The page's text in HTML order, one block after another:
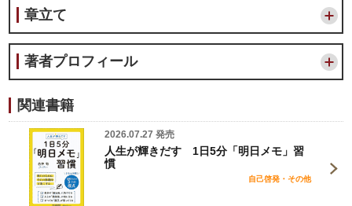
章立て
著者プロフィール
関連書籍
2026.07.27 発売
人生が輝きだす 1日5分「明日メモ」習
慣
自己啓発・その他